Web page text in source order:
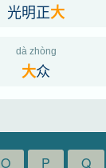
光明正大
dà zhòng
大众
O P Q